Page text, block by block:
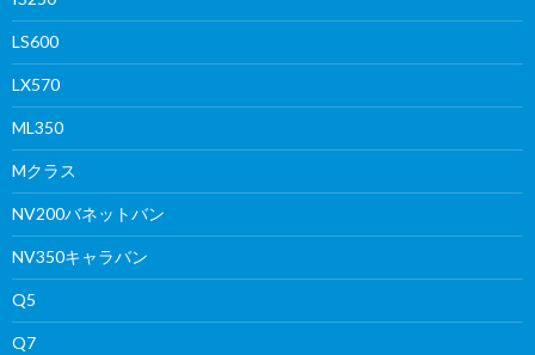
LS600
LX570
ML350
Mクラス
NV200バネットバン
NV350キャラバン
Q5
Q7